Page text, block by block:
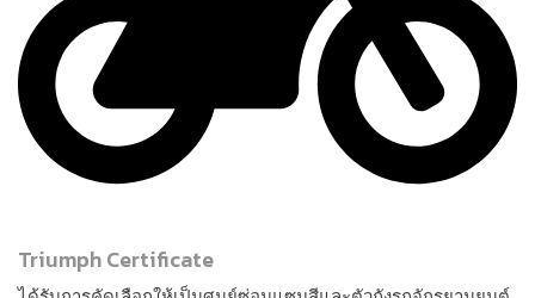
Triumph Certificate